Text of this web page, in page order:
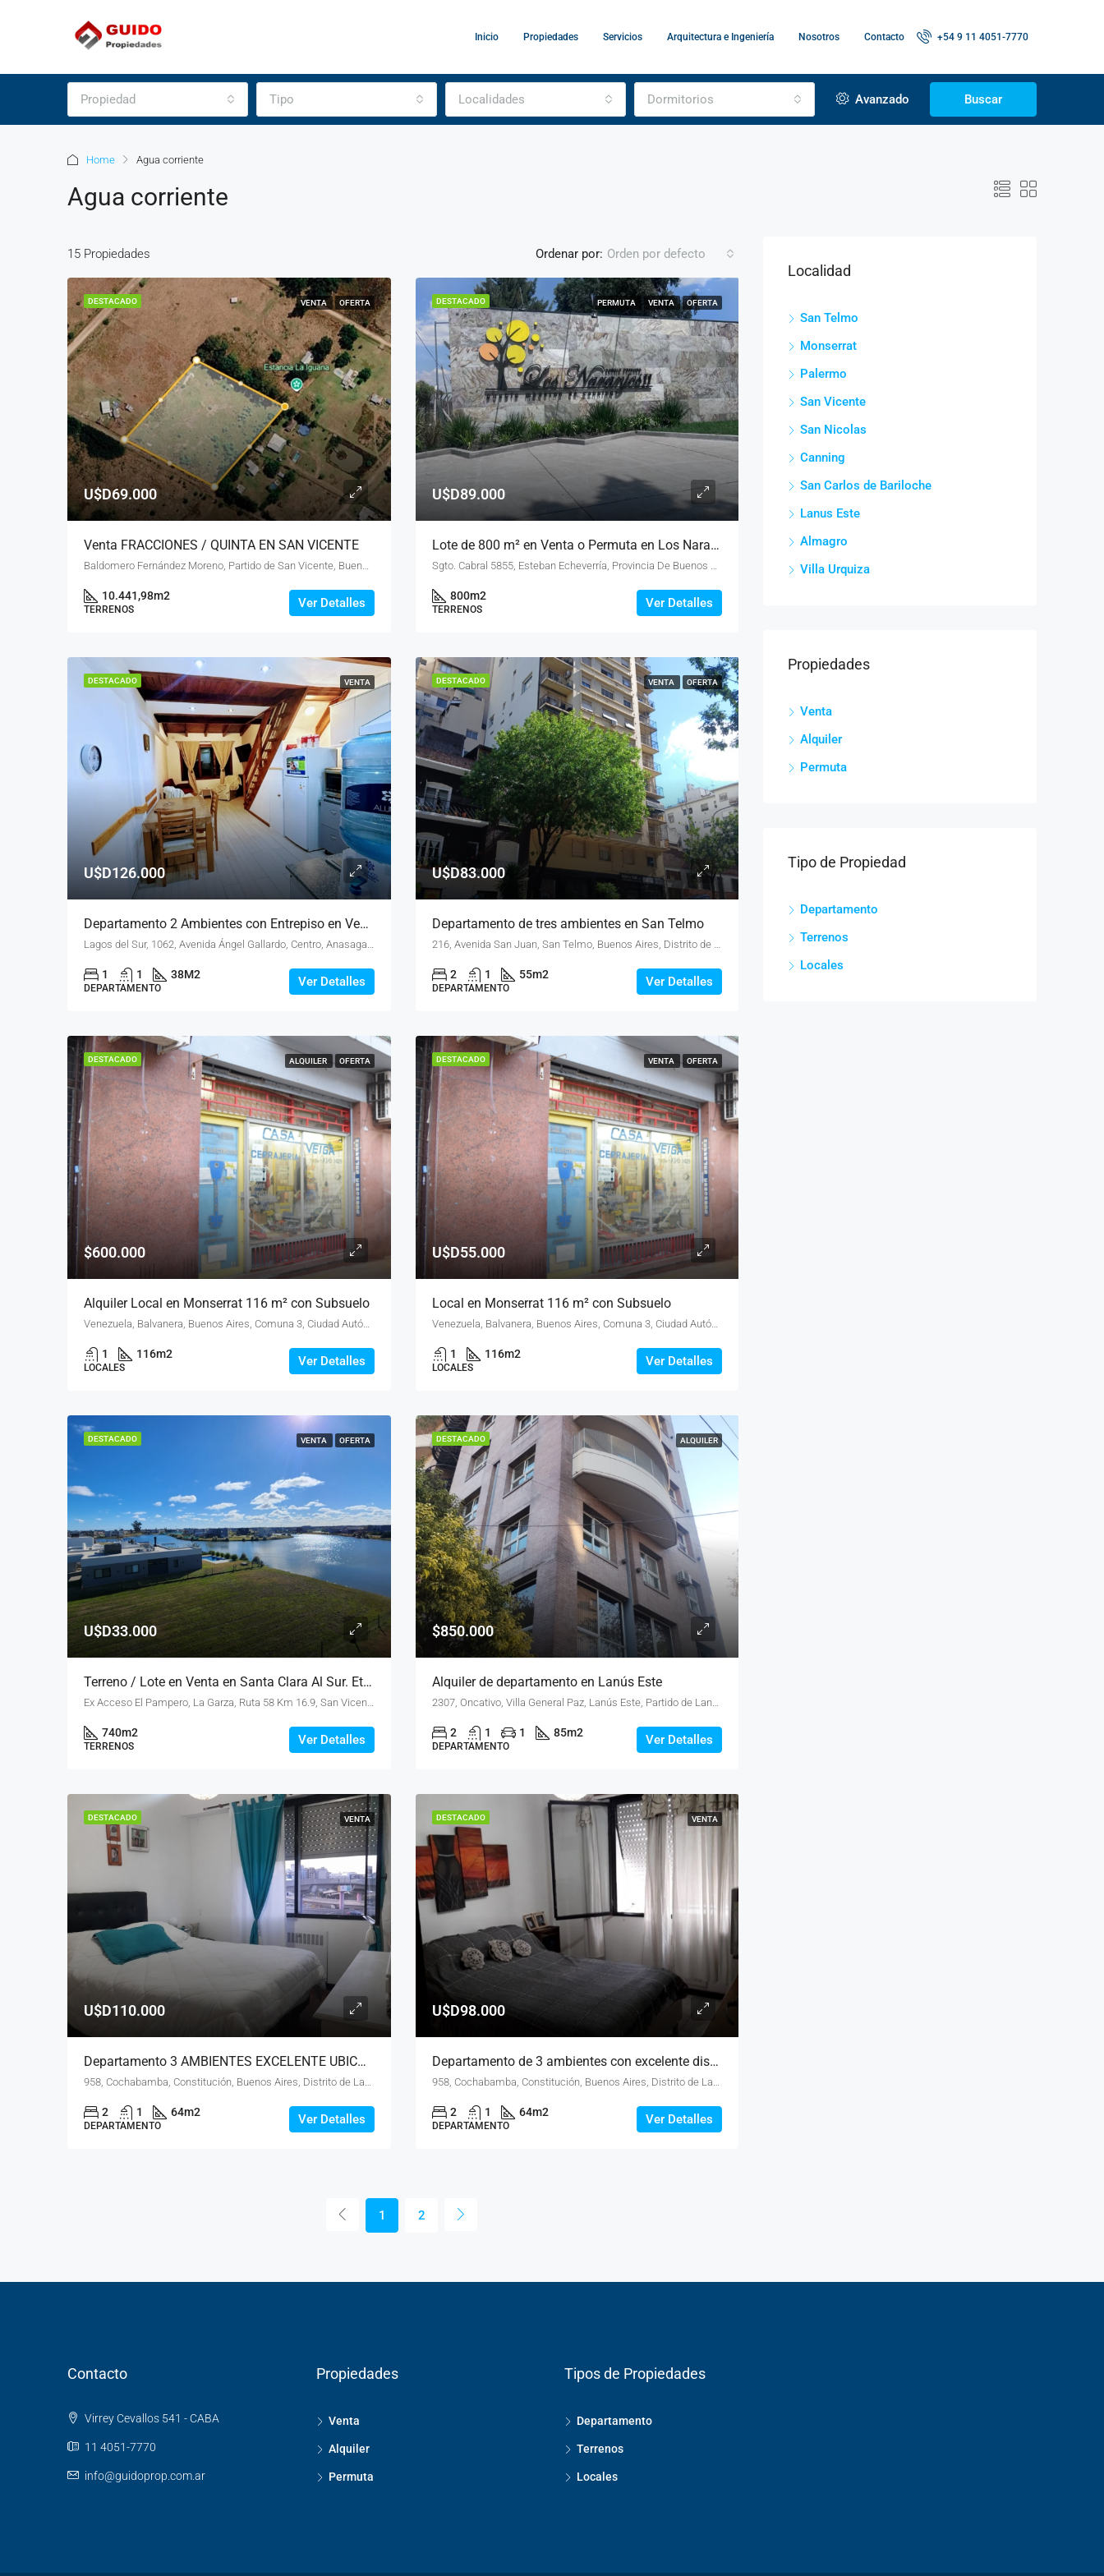
Inicio Propiedades Servicios Arquitectura e Ingeniería Nosotros Contacto +54 9 11 4051-7770
Propiedad Tipo Localidades Dormitorios Avanzado Buscar
Home Agua corriente
Agua corriente
15 Propiedades Ordenar por: Orden por defecto
DESTACADO VENTA OFERTA
U$D69.000
Venta FRACCIONES / QUINTA EN SAN VICENTE
10.441,98m2
TERRENOS Ver Detalles
DESTACADO PERMUTA VENTA OFERTA
U$D89.000
Lote de 800 m² en Venta o Permuta en Los Naranjos II – Canning
800m2
TERRENOS Ver Detalles
DESTACADO VENTA
U$D126.000
Departamento 2 Ambientes con Entrepiso en Venta – Centro de Bariloche
Lagos del Sur, 1062, Avenida Ángel Gallardo, Centro, Anasagasti, San Carlos de Bariloche, Municipio de San Carlos de Bariloche, Departamento Bariloche, Río Negro, R8400, Argentina
1 1 38M2
DEPARTAMENTO Ver Detalles
DESTACADO VENTA OFERTA
U$D83.000
Departamento de tres ambientes en San Telmo
216, Avenida San Juan, San Telmo, Buenos Aires, Distrito de Las Artes, Comuna 1, Ciudad Autónoma de Buenos Aires, C1147AAO, Argentina
2 1 55m2
DEPARTAMENTO Ver Detalles
DESTACADO ALQUILER OFERTA
$600.000
Alquiler Local en Monserrat 116 m² con Subsuelo
1 116m2
LOCALES Ver Detalles
DESTACADO VENTA OFERTA
U$D55.000
Local en Monserrat 116 m² con Subsuelo
Venezuela, Balvanera, Buenos Aires, Comuna 3, Ciudad Autónoma de Buenos Aires, 1081, Argentina
1 116m2
LOCALES Ver Detalles
DESTACADO VENTA OFERTA
U$D33.000
Terreno / Lote en Venta en Santa Clara Al Sur. Etapa 4. Lote En Cul De Sac A La Laguna
Ex Acceso El Pampero, La Garza, Ruta 58 Km 16.9, San Vicente, Santa Clara Al Sur, San Vicente, Buenos Aires Interior
740m2
TERRENOS Ver Detalles
DESTACADO ALQUILER
$850.000
Alquiler de departamento en Lanús Este
2307, Oncativo, Villa General Paz, Lanús Este, Partido de Lanús, Buenos Aires, B1824, Argentina
2 1 1 85m2
DEPARTAMENTO Ver Detalles
DESTACADO VENTA
U$D110.000
Departamento 3 AMBIENTES EXCELENTE UBICACION
2 1 64m2
DEPARTAMENTO Ver Detalles
DESTACADO VENTA
U$D98.000
Departamento de 3 ambientes con excelente distribución y servicios cerca del centro
2 1 64m2
DEPARTAMENTO Ver Detalles
1 2
Localidad
San Telmo
Monserrat
Palermo
San Vicente
San Nicolas
Canning
San Carlos de Bariloche
Lanus Este
Almagro
Villa Urquiza
Propiedades
Venta
Alquiler
Permuta
Tipo de Propiedad
Departamento
Terrenos
Locales
Contacto
Virrey Cevallos 541 - CABA
11 4051-7770
info@guidoprop.com.ar
Propiedades
Venta
Alquiler
Permuta
Tipos de Propiedades
Departamento
Terrenos
Locales